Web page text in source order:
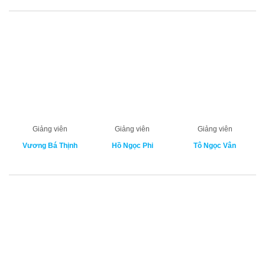
Giảng viên
Vương Bá Thịnh
Giảng viên
Hồ Ngọc Phi
Giảng viên
Tô Ngọc Vân